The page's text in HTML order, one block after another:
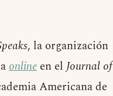
, la organización
online en elJournal of
Americana de